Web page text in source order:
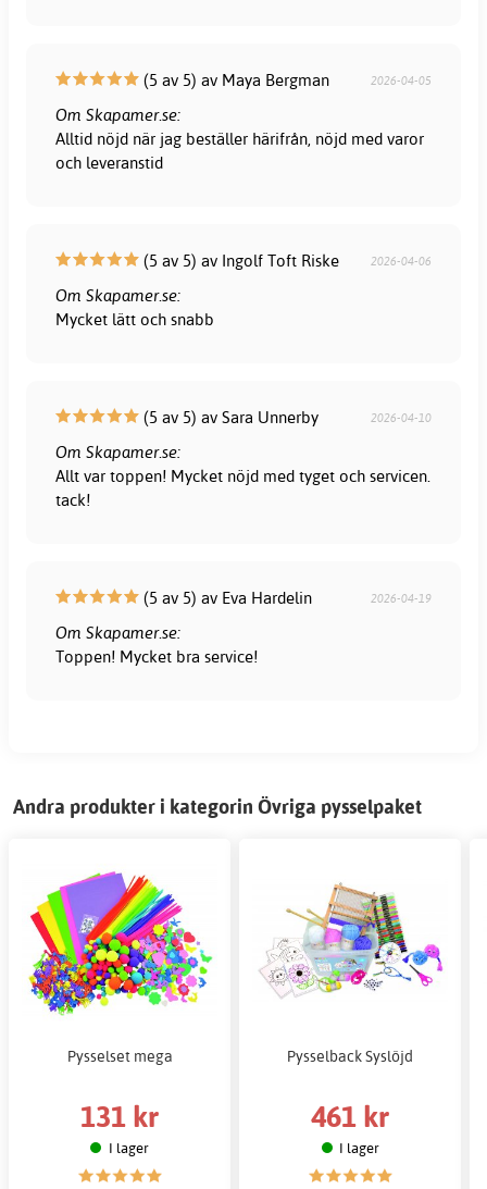
(5 av 5) av Maya Bergman 2026-04-05
Om Skapamer.se:
Alltid nöjd när jag beställer härifrån, nöjd med varor
och leveranstid
(5 av 5) av Ingolf Toft Riske 2026-04-06
Om Skapamer.se:
Mycket lätt och snabb
(5 av 5) av Sara Unnerby 2026-04-10
Om Skapamer.se:
Allt var toppen! Mycket nöjd med tyget och servicen.
tack!
(5 av 5) av Eva Hardelin 2026-04-19
Om Skapamer.se:
Toppen! Mycket bra service!
Andra produkter i kategorin Övriga pysselpaket
Pysselset mega
131 kr
I lager
Pysselback Syslöjd
461 kr
I lager